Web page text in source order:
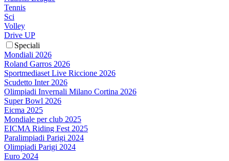
Tennis
Sci
Volley
Drive UP
Speciali
Mondiali 2026
Roland Garros 2026
Sportmediaset Live Riccione 2026
Scudetto Inter 2026
Olimpiadi Invernali Milano Cortina 2026
Super Bowl 2026
Eicma 2025
Mondiale per club 2025
EICMA Riding Fest 2025
Paralimpiadi Parigi 2024
Olimpiadi Parigi 2024
Euro 2024